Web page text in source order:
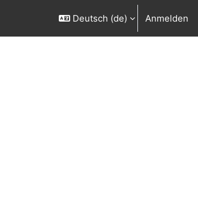
Deutsch ‎(de)‎ Anmelden